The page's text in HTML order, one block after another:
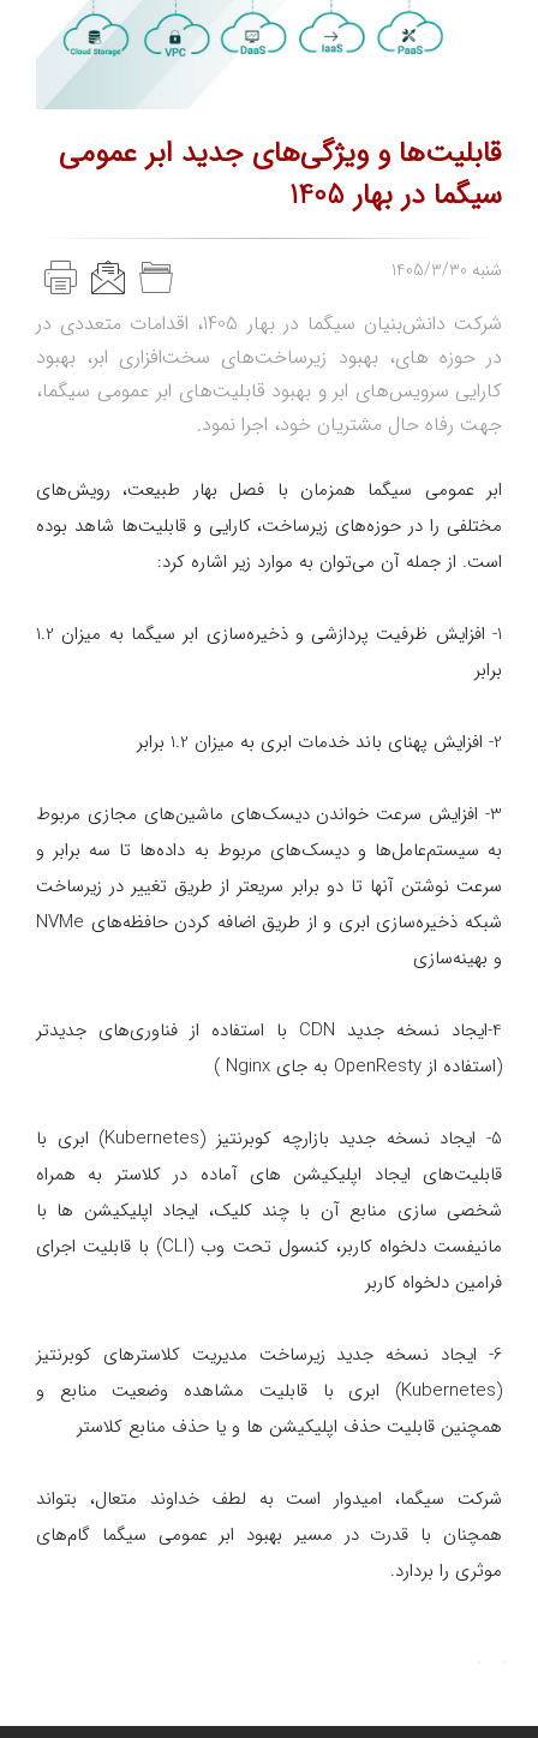
قابلیت‌ها و ویژگی‌های جدید ابر عمومی
سیگما در بهار 1405
1405/3/30 شنبه
شرکت دانش‌بنیان سیگما در بهار 1405، اقدامات متعددی در
در حوزه ‌های، بهبود زیرساخت‌های سخت‌افزاری ابر، بهبود
کارایی سرویس‌های ابر و بهبود قابلیت‌های ابر عمومی سیگما،
جهت رفاه حال مشتریان خود، اجرا نمود.
ابر عمومی سیگما همزمان با فصل بهار طبیعت، رویش‌های
مختلفی را در حوزه‌های زیرساخت، کارایی و قابلیت‌ها شاهد بوده
است. از جمله آن می‌توان به موارد زیر اشاره کرد:
1- افزایش ظرفیت پردازشی و ذخیره‌سازی ابر سیگما به میزان 1.2
برابر
2- افزایش پهنای باند خدمات ابری به میزان 1.2 برابر
3- افزایش سرعت خواندن دیسک‌های ماشین‌های مجازی مربوط
به سیستم‌عامل‌ها و دیسک‌های مربوط به داده‌ها تا سه برابر و
سرعت نوشتن آنها تا دو برابر سریعتر از طریق تغییر در زیرساخت
شبکه ذخیره‌سازی ابری و از طریق اضافه کردن حافظه‌های NVMe
و بهینه‌سازی
4-ایجاد نسخه جدید CDN با استفاده از فناوری‌های جدیدتر
(استفاده از OpenResty به جای Nginx )
5- ایجاد نسخه جدید بازارچه کوبرنتیز (Kubernetes) ابری با
قابلیت‌های ایجاد اپلیکیشن های آماده در کلاستر به همراه
شخصی سازی منابع آن با چند کلیک، ایجاد اپلیکیشن ها با
مانیفست دلخواه کاربر، کنسول تحت وب (CLI) با قابلیت اجرای
فرامین دلخواه کاربر
6- ایجاد نسخه جدید زیرساخت مدیریت کلاسترهای کوبرنتیز
(Kubernetes) ابری با قابلیت مشاهده وضعیت منابع و
همچنین قابلیت حذف اپلیکیشن ها و یا حذف منابع کلاستر
شرکت سیگما، امیدوار است به لطف خداوند متعال، بتواند
همچنان با قدرت در مسیر بهبود ابر عمومی سیگما گام‌های
موثری را بردارد.